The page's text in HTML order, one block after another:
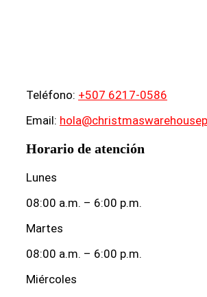
Teléfono: +507 6217-0586
Email:
Horario de atención
Lunes
08:00 a.m. – 6:00 p.m.
Martes
08:00 a.m. – 6:00 p.m.
Miércoles